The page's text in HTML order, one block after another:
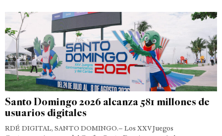
Santo Domingo 2026 alcanza 581 millones de
usuarios digitales
RDÉ DIGITAL, SANTO DOMINGO.– Los XXV Juegos